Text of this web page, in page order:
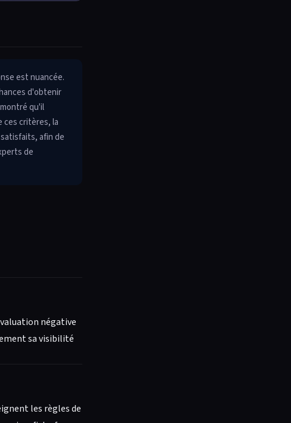
est nuancée.
d'obtenir
qu'il
ces critères, la
afin de
de
négative
sa visibilité
les règles de